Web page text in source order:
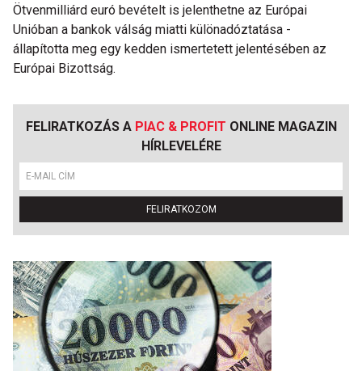
Ötvenmilliárd euró bevételt is jelenthetne az Európai
Unióban a bankok válság miatti különadóztatása -
állapította meg egy kedden ismertetett jelentésében az
Európai Bizottság.
FELIRATKOZÁS A PIAC & PROFIT ONLINE MAGAZIN
HÍRLEVELÉRE
FELIRATKOZOM